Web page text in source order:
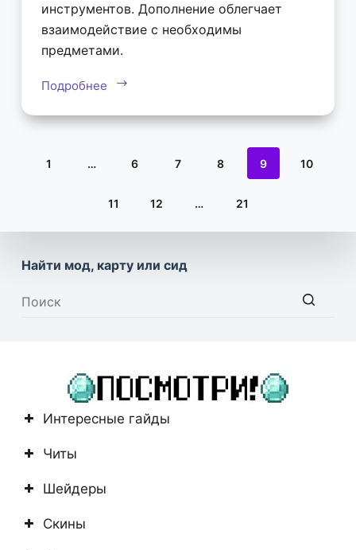
инструментов. Дополнение облегчает
взаимодействие с необходимы
предметами.
Подробнее
1 … 6 7 8 9 10
11 12 … 21
Найти мод, карту или сид
Интересные гайды
Читы
Шейдеры
Скины